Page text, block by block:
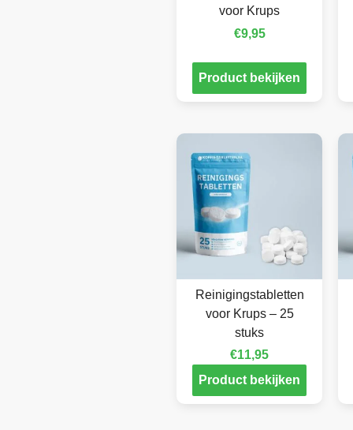
voor Krups
€9,95
Product bekijken
Reinigingstabletten
voor Krups – 25
stuks
€11,95
Product bekijken